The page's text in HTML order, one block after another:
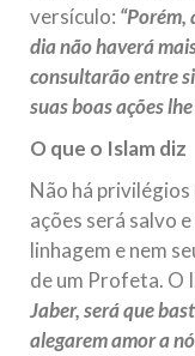
versículo:
dia não haverá
consultarão entre
suas boas ações
O que o Islam diz
Não há privilégios
ações será salvo
linhagem e nem
de um Profeta. O
Jaber, será que
alegarem amor a